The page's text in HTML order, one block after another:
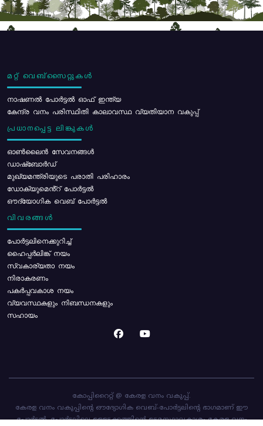
മറ്റ് വെബ്സൈറ്റുകൾ
നാഷണൽ പോർട്ടൽ ഓഫ് ഇന്ത്യ
കേന്ദ്ര വനം പരിസ്ഥിതി കാലാവസ്ഥ വ്യതിയാന വകുപ്പ്
പ്രധാനപ്പെട്ട ലിങ്കുകൾ
ഓൺലൈൻ സേവനങ്ങൾ
ഡാഷ്ബോർഡ്
മുഖ്യമന്ത്രിയുടെ പരാതി പരിഹാരം
ഡോക്യുമെൻ്റ് പോർട്ടൽ
ഔദ്യോഗിക വെബ് പോർട്ടൽ
വിവരങ്ങൾ
പോര്‍ട്ടലിനെക്കുറിച്ച്
ഹൈപ്പർലിങ്ക് നയം
സ്വകാര്യതാ നയം
നിരാകരണം
പകർപ്പവകാശ നയം
വ്യവസ്ഥകളും നിബന്ധനകളും
സഹായം
കോപ്പിറൈറ്റ് @ കേരള വനം വകുപ്പ്.
കേരള വനം വകുപ്പിന്റെ ഔദ്യോഗിക വെബ്-പോർട്ടലിന്റെ ഭാഗമാണ് ഈ
പോർട്ടൽ. പോർട്ടലിലെ ഉള്ളടക്കത്തിന്റെ ഉടമസ്ഥാവകാശം കേരള വനം